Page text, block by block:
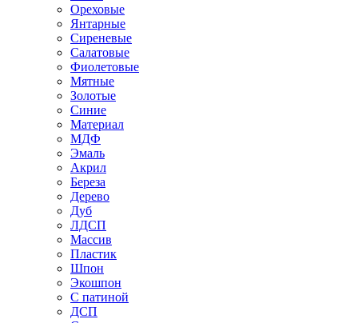
Ореховые
Янтарные
Сиреневые
Салатовые
Фиолетовые
Мятные
Золотые
Синие
Материал
МДФ
Эмаль
Акрил
Береза
Дерево
Дуб
ЛДСП
Массив
Пластик
Шпон
Экошпон
С патиной
ДСП